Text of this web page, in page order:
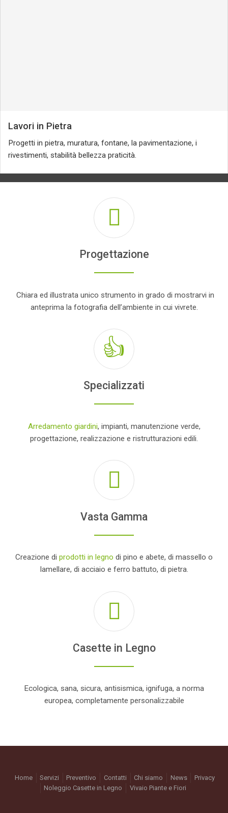
Lavori in Pietra
Progetti in pietra, muratura, fontane, la pavimentazione, i
rivestimenti, stabilità bellezza praticità.
Progettazione
Chiara ed illustrata unico strumento in grado di mostrarvi in
anteprima la fotografia dell’ambiente in cui vivrete.
Specializzati
Arredamento giardini, impianti, manutenzione verde,
progettazione, realizzazione e ristrutturazioni edili.
Vasta Gamma
Creazione di prodotti in legno di pino e abete, di massello o
lamellare, di acciaio e ferro battuto, di pietra.
Casette in Legno
Ecologica, sana, sicura, antisismica, ignifuga, a norma
europea, completamente personalizzabile
Home Servizi Preventivo Contatti Chi siamo News
Privacy
Noleggio Casette in Legno
Vivaio Piante e Fiori